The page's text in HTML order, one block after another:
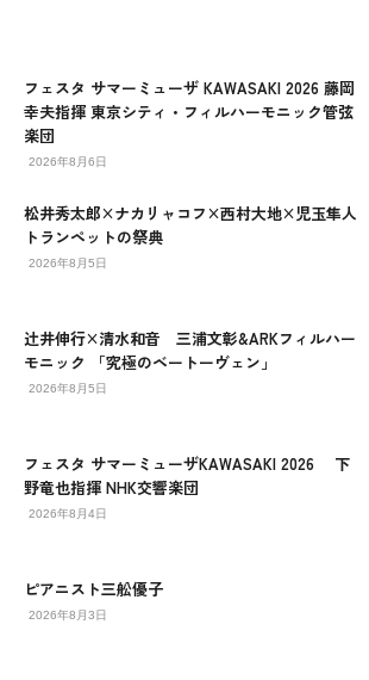
フェスタ サマーミューザ KAWASAKI 2026 藤岡
幸夫指揮 東京シティ・フィルハーモニック管弦
楽団
2026年8月6日
松井秀太郎×ナカリャコフ×西村大地×児玉隼人
トランペットの祭典
2026年8月5日
辻󠄀井伸行×清水和音 三浦文彰&ARKフィルハー
モニック 「究極のベートーヴェン」
2026年8月5日
フェスタ サマーミューザKAWASAKI 2026 下
野竜也指揮 NHK交響楽団
2026年8月4日
ピアニスト三舩優子
2026年8月3日